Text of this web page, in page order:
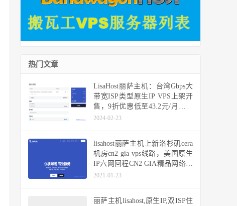
热门文章
LisaHost丽萨主机：台湾Gbps大
带宽ISP类型原生IP VPS上架开
售，9折优惠低至43.2元/月，年
付款366元，推荐作为落地机用
2024-02-23
lisahost丽萨主机上新洛杉矶cera
机房cn2 gia vps线路，美国原生
IP六网回程CN2 GIA精品网络，
100G攻击秒解，低至36元/月
2021-01-23
丽萨主机lisahost,原生IP,双ISP住